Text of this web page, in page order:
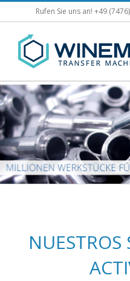
Skip
Rufen Sie uns an! +49
NUESTROS